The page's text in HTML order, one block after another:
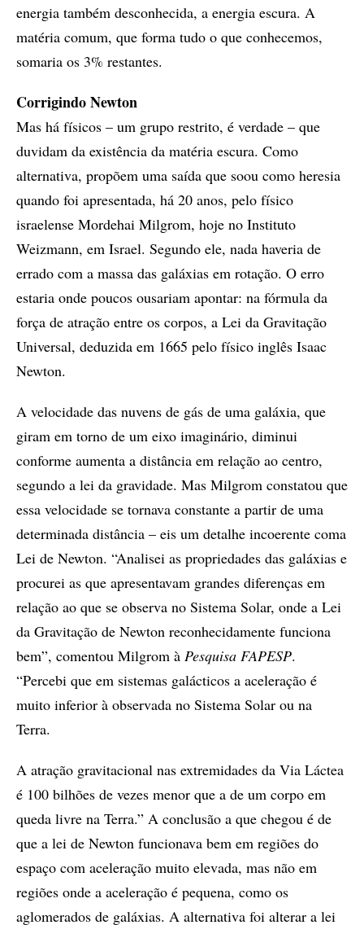
energia também desconhecida, a energia escura. A
matéria comum, que forma tudo o que conhecemos,
somaria os 3% restantes.
Corrigindo Newton
Mas há físicos – um grupo restrito, é verdade – que
duvidam da existência da matéria escura. Como
alternativa, propõem uma saída que soou como heresia
quando foi apresentada, há 20 anos, pelo físico
israelense Mordehai Milgrom, hoje no Instituto
Weizmann, em Israel. Segundo ele, nada haveria de
errado com a massa das galáxias em rotação. O erro
estaria onde poucos ousariam apontar: na fórmula da
força de atração entre os corpos, a Lei da Gravitação
Universal, deduzida em 1665 pelo físico inglês Isaac
Newton.
A velocidade das nuvens de gás de uma galáxia, que
giram em torno de um eixo imaginário, diminui
conforme aumenta a distância em relação ao centro,
segundo a lei da gravidade. Mas Milgrom constatou que
essa velocidade se tornava constante a partir de uma
determinada distância – eis um detalhe incoerente coma
Lei de Newton. “Analisei as propriedades das galáxias e
procurei as que apresentavam grandes diferenças em
relação ao que se observa no Sistema Solar, onde a Lei
da Gravitação de Newton reconhecidamente funciona
bem”, comentou Milgrom à Pesquisa FAPESP.
“Percebi que em sistemas galácticos a aceleração é
muito inferior à observada no Sistema Solar ou na
Terra.
A atração gravitacional nas extremidades da Via Láctea
é 100 bilhões de vezes menor que a de um corpo em
queda livre na Terra.” A conclusão a que chegou é de
que a lei de Newton funcionava bem em regiões do
espaço com aceleração muito elevada, mas não em
regiões onde a aceleração é pequena, como os
aglomerados de galáxias. A alternativa foi alterar a lei